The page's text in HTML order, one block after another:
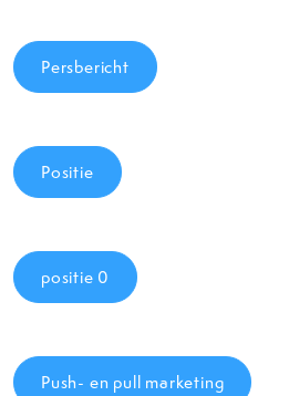
Persbericht
Positie
positie 0
Push- en pull marketing